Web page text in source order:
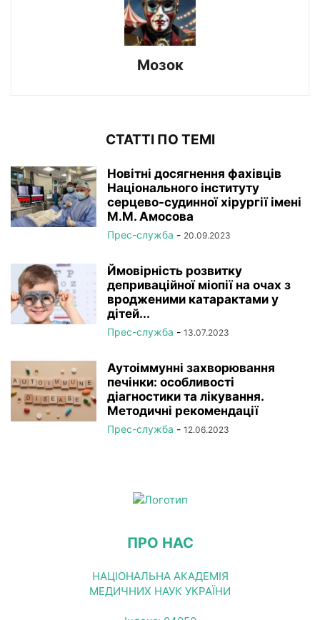
Мозок
СТАТТІ ПО ТЕМІ
Новітні досягнення фахівців
Національного інституту
серцево-судинної хірургії імeні
М.М. Амосова
Прес-служба - 20.09.2023
Ймовірність розвитку
деприваційної міопії на очах з
вродженими катарактами у
дітей...
Прес-служба - 13.07.2023
Аутоіммунні захворювання
печінки: особливості
діагностики та лікування.
Методичні рекомендації
Прес-служба - 12.06.2023
ПРО НАС
НАЦІОНАЛЬНА АКАДЕМІЯ
МЕДИЧНИХ НАУК УКРАЇНИ